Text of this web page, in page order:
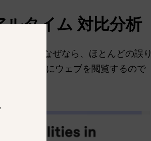
ルタイム 対比分析
である。なぜなら、ほとんどの誤り
ーのようにウェブを閲覧するので
,